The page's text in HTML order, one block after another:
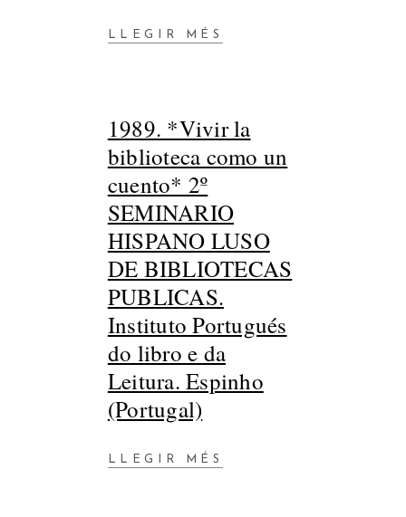
LLEGIR MÉS
1989. *Vivir la
biblioteca como un
cuento* 2º
SEMINARIO
HISPANO LUSO
DE BIBLIOTECAS
PUBLICAS.
Instituto Portugués
do libro e da
Leitura. Espinho
(Portugal)
LLEGIR MÉS